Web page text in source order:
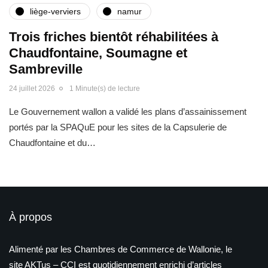
liège-verviers namur
Trois friches bientôt réhabilitées à
Chaudfontaine, Soumagne et
Sambreville
24 juillet 2026 1 Minute(s) de lecture
Le Gouvernement wallon a validé les plans d’assainissement
portés par la SPAQuE pour les sites de la Capsulerie de
Chaudfontaine et du…
À propos
Alimenté par les Chambres de Commerce de Wallonie, le
site AKTus – CCI est quotidiennement enrichi d’articles